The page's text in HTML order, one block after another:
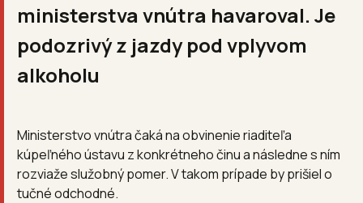
ministerstva vnútra havaroval. Je
podozrivý z jazdy pod vplyvom
alkoholu
Ministerstvo vnútra čaká na obvinenie riaditeľa
kúpeľného ústavu z konkrétneho činu a následne s ním
rozviaže služobný pomer. V takom prípade by prišiel o
tučné odchodné.